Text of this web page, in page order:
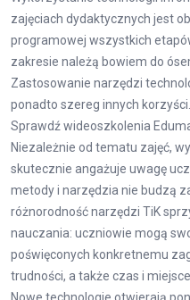
zajęciach dydaktycznych jest
programowej wszystkich
zakresie należą bowiem do
Zastosowanie narzędzi
ponadto szereg innych korzyści.
Sprawdź wideoszkolenia
Niezależnie od tematu zajęć,
skutecznie angażuje uwagę
metody i narzędzia nie budzą
różnorodność narzędzi TiK
nauczania: uczniowie mogą
poświęconych konkretnemu
trudności, a także czas i miejsce